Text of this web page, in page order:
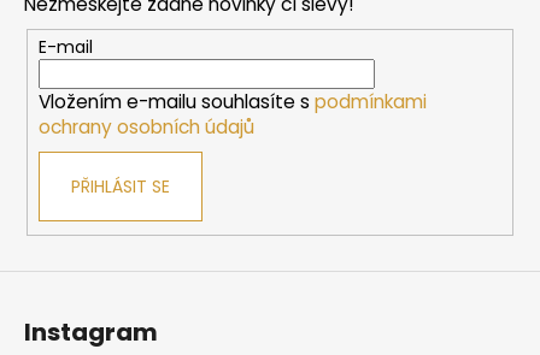
E-mail
Vložením e-mailu souhlasíte s podmínkami
ochrany osobních údajů
PŘIHLÁSIT SE
Instagram